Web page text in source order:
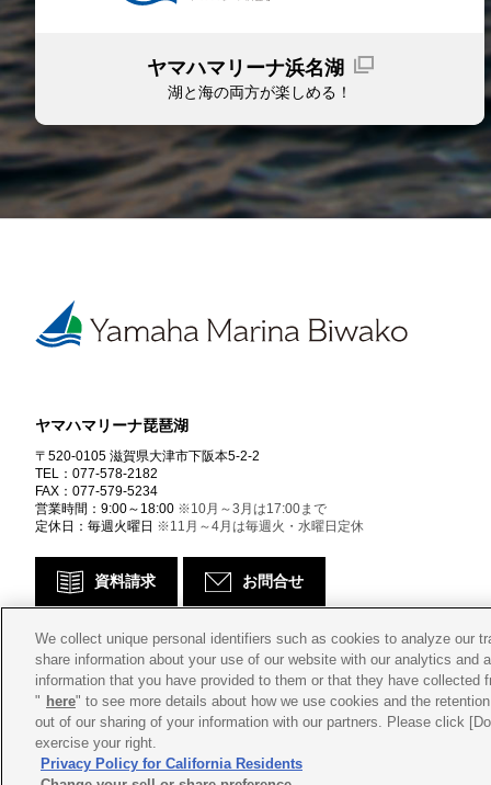
ヤマハマリーナ浜名湖
湖と海の両方が楽しめる！
ヤマハマリーナ琵琶湖
〒520-0105 滋賀県大津市下阪本5-2-2
TEL：077-578-2182
FAX：077-579-5234
営業時間：9:00～18:00 ※10月～3月は17:00まで
定休日：毎週火曜日 ※11月～4月は毎週火・水曜日定休
資料請求 お問合せ
会社概要 プライバシーポリシー
We collect unique personal identifiers such as cookies to analyze our
share information about your use of our website with our analytics and
information that you have provided to them or that they have
" here" to see more details about how we use cookies and the
out of our sharing of your information with our partners. Please click
exercise your right.
Privacy Policy for California Residents